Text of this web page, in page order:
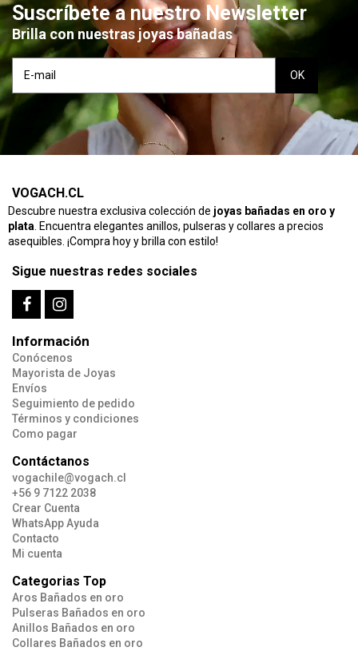
Suscríbete a nuestro Newsletter
Brilla con nuestras joyas bañadas
VOGACH.CL
Descubre nuestra exclusiva colección de joyas bañadas en oro y
plata . Encuentra elegantes anillos, pulseras y collares a precios
asequibles. ¡Compra hoy y brilla con estilo!
Sigue nuestras redes sociales
Información
Conócenos
Mayorista de Joyas
Envíos
Seguimiento de pedido
Términos y condiciones
Como pagar
Contáctanos
vogachile@vogach.cl
+56 9 7122 2038
Crear Cuenta
WhatsApp Ayuda
Contacto
Mi cuenta
Categorias Top
Aros Bañados en oro
Pulseras Bañados en oro
Anillos Bañados en oro
Collares Bañados en oro